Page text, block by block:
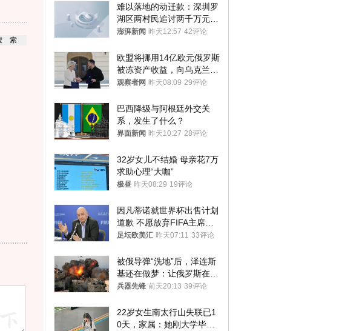
难以落地的动迁款：深圳罗
湖区两村民追讨两千万元动
迁款八年未果
澎湃新闻 昨天12:57 42评论
欧盟将挪用14亿欧元俄罗斯
被冻资产收益，向乌克兰提
供援助
观察者网 昨天08:09 29评论
巴西降级与阿根廷外交关
系，发生了什么？
界面新闻 昨天10:27 28评论
32岁女儿不结婚 母亲花7万
求助心理“大咖”
极昼 昨天08:29 19评论
因凡蒂诺就世界杯出售计划
道歉 不愿放弃FIFA主席职
位
足坛欧美汇 昨天07:11 33评论
被俄导弹“洗地”后，泽连斯
基还在做梦：让俄罗斯在冬
季前求和？
兵器先锋 前天20:13 39评论
22岁女生南太行山失联已1
0天，家属：她刚大学毕业